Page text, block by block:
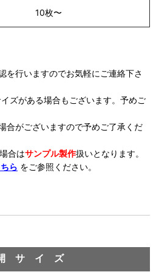
10枚〜
を行いますのでお気軽にご連絡下さ
ズがある場合もございます。予めご
合がございますので予めご了承くだ
合はサンプル製作扱いとなります。
ら をご参照ください。
サ イ ズ